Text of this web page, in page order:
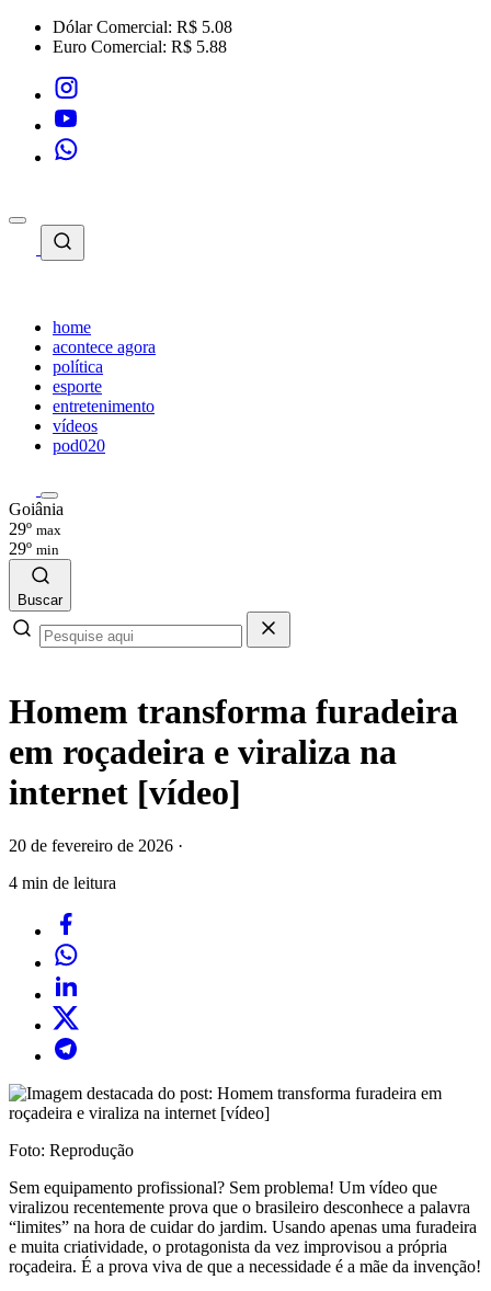
Dólar Comercial: R$ 5.08
Euro Comercial: R$ 5.88
home
acontece agora
política
esporte
entretenimento
vídeos
pod020
Goiânia
29º max
29º min
Buscar
Homem transforma furadeira
em roçadeira e viraliza na
internet [vídeo]
20 de fevereiro de 2026 ·
4 min de leitura
Foto: Reprodução
Sem equipamento profissional? Sem problema! Um vídeo que
viralizou recentemente prova que o brasileiro desconhece a palavra
“limites” na hora de cuidar do jardim. Usando apenas uma furadeira
e muita criatividade, o protagonista da vez improvisou a própria
roçadeira. É a prova viva de que a necessidade é a mãe da invenção!